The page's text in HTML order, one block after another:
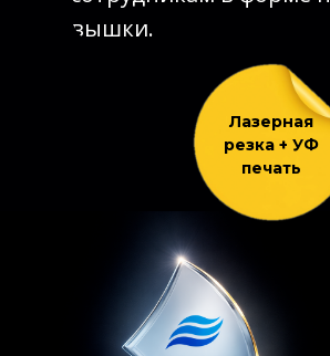
Лазерная
резка + УФ
печать
вышки.